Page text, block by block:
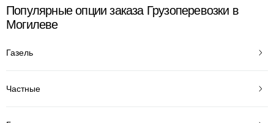
Популярные опции заказа Грузоперевозки в
Могилеве
Газель
Частные